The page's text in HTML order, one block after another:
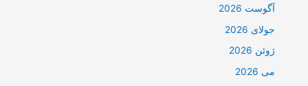
آگوست 2026
جولای 2026
ژوئن 2026
می 2026